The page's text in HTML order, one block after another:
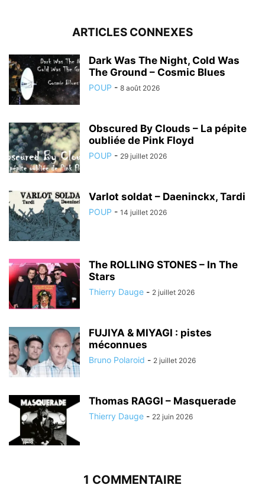
ARTICLES CONNEXES
Dark Was The Night, Cold Was
The Ground – Cosmic Blues
POUP - 8 août 2026
Obscured By Clouds – La pépite
oubliée de Pink Floyd
POUP - 29 juillet 2026
Varlot soldat – Daeninckx, Tardi
POUP - 14 juillet 2026
The ROLLING STONES – In The
Stars
Thierry Dauge - 2 juillet 2026
FUJIYA & MIYAGI : pistes
méconnues
Bruno Polaroid - 2 juillet 2026
Thomas RAGGI – Masquerade
Thierry Dauge - 22 juin 2026
1 COMMENTAIRE